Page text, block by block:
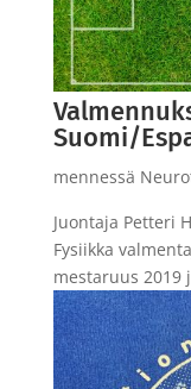
Suomi/
mennessä
Juontaja Petteri
Fysiikka
mestaruus 2019